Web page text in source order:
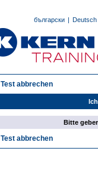
български | Deutsch
Test abbrechen
Bitte
Test abbrechen